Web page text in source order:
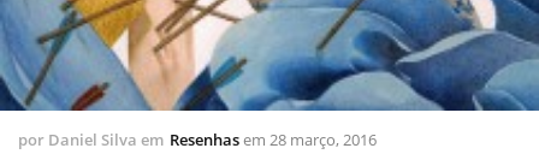
por Daniel Silva em Resenhasem 28 março, 2016